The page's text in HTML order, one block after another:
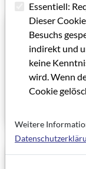
01.08.1999
NISCHE
Von Detlef
01.08.1999
Essentiell:
Dieser
Besuchs
indirekt und
keine
wird. Wenn
Cookie
Weitere